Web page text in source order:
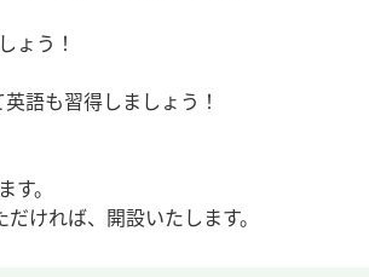
ょう！
語も習得しましょう！
。
ければ、開設いたします。